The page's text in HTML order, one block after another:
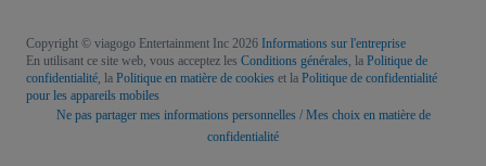
Copyright © viagogo Entertainment Inc 2026 Informations sur l'entreprise
En utilisant ce site web, vous acceptez les Conditions générales, la Politique de
confidentialité, la Politique en matière de cookies et la Politique de confidentialité
pour les appareils mobiles
Ne pas partager mes informations personnelles / Mes choix en matière de
confidentialité